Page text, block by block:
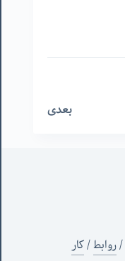
بعدی
/روابط/کار